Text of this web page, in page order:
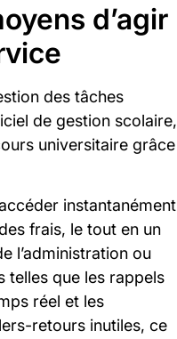
d’agir
des tâches
de gestion scolaire,
universitaire grâce
instantanément
frais, le tout en un
l’administration ou
telles que les rappels
réel et les
retours inutiles, ce